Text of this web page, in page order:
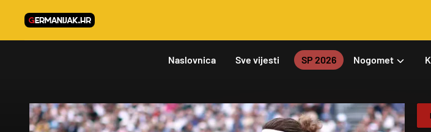
Naslovnica Sve vijesti SP 2026 Nogomet